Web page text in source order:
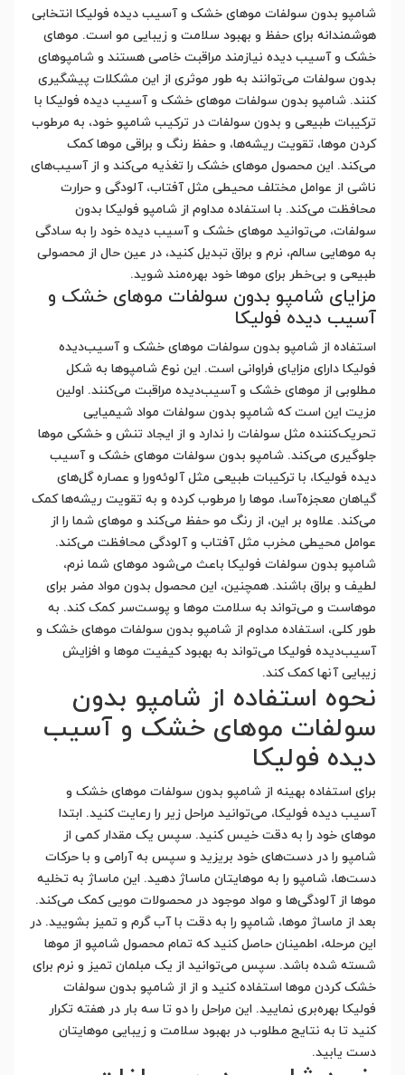
شامپو بدون سولفات موهای خشک و آسیب دیده فولیکا انتخابی
هوشمندانه برای حفظ و بهبود سلامت و زیبایی مو است. موهای
خشک و آسیب دیده نیازمند مراقبت خاصی هستند و شامپوهای
بدون سولفات می‌توانند به طور موثری از این مشکلات پیشگیری
کنند. شامپو بدون سولفات موهای خشک و آسیب دیده فولیکا با
ترکیبات طبیعی و بدون سولفات در ترکیب شامپو خود، به مرطوب
کردن موها، تقویت ریشه‌ها، و حفظ رنگ و براقی موها کمک
می‌کند. این محصول موهای خشک را تغذیه می‌کند و از آسیب‌های
ناشی از عوامل مختلف محیطی مثل آفتاب، آلودگی و حرارت
محافظت می‌کند. با استفاده مداوم از شامپو فولیکا بدون
سولفات، می‌توانید موهای خشک و آسیب دیده خود را به سادگی
به موهایی سالم، نرم و براق تبدیل کنید، در عین حال از محصولی
طبیعی و بی‌خطر برای موها خود بهره‌مند شوید.
مزایای شامپو بدون سولفات موهای خشک و
آسیب دیده فولیکا
استفاده از شامپو بدون سولفات موهای خشک و آسیب‌دیده
فولیکا دارای مزایای فراوانی است. این نوع شامپوها به شکل
مطلوبی از موهای خشک و آسیب‌دیده مراقبت می‌کنند. اولین
مزیت این است که شامپو بدون سولفات مواد شیمیایی
تحریک‌کننده مثل سولفات را ندارد و از ایجاد تنش و خشکی موها
جلوگیری می‌کند. شامپو بدون سولفات موهای خشک و آسیب
دیده فولیکا، با ترکیبات طبیعی مثل آلوئه‌ورا و عصاره گل‌های
گیاهان معجزه‌آسا، موها را مرطوب کرده و به تقویت ریشه‌ها کمک
می‌کند. علاوه بر این، از رنگ مو حفظ می‌کند و موهای شما را از
عوامل محیطی مخرب مثل آفتاب و آلودگی محافظت می‌کند.
شامپو بدون سولفات فولیکا باعث می‌شود موهای شما نرم،
لطیف و براق باشند. همچنین، این محصول بدون مواد مضر برای
موهاست و می‌تواند به سلامت موها و پوست‌سر کمک کند. به
طور کلی، استفاده مداوم از شامپو بدون سولفات موهای خشک و
آسیب‌دیده فولیکا می‌تواند به بهبود کیفیت موها و افزایش
زیبایی آنها کمک کند.
نحوه استفاده از شامپو بدون
سولفات موهای خشک و آسیب
دیده فولیکا
برای استفاده بهینه از شامپو بدون سولفات موهای خشک و
آسیب دیده فولیکا، می‌توانید مراحل زیر را رعایت کنید. ابتدا
موهای خود را به دقت خیس کنید. سپس یک مقدار کمی از
شامپو را در دست‌های خود بریزید و سپس به آرامی و با حرکات
دست‌ها، شامپو را به موهایتان ماساژ دهید. این ماساژ به تخلیه
موها از آلودگی‌ها و مواد موجود در محصولات مویی کمک می‌کند.
بعد از ماساژ موها، شامپو را به دقت با آب گرم و تمیز بشویید. در
این مرحله، اطمینان حاصل کنید که تمام محصول شامپو از موها
شسته شده باشد. سپس می‌توانید از یک مبلمان تمیز و نرم برای
خشک کردن موها استفاده کنید و از از شامپو بدون سولفات
فولیکا بهره‌بری نمایید. این مراحل را دو تا سه بار در هفته تکرار
کنید تا به نتایج مطلوب در بهبود سلامت و زیبایی موهایتان
دست یابید.